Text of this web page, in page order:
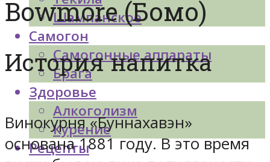
Шампанское
Самогон
Самогонные аппараты
Брага
Здоровье
Алкоголизм
Курение
Рецепты
Bowmore (Бомо)
История напитка
Винокурня «Буннахавэн»
основана 1881 году. В это время